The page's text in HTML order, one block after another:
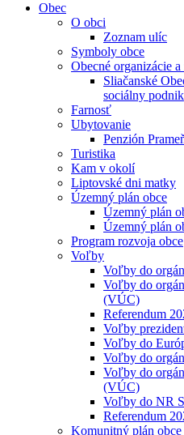
Obec
O obci
Zoznam ulíc
Symboly obce
Obecné organizácie a
Sliačanské
sociálny podnik
Farnosť
Ubytovanie
Penzión
Turistika
Kam v okolí
Liptovské dni matky
Územný plán obce
Územný plán
Územný plán
Program rozvoja obce
Voľby
Voľby do
Voľby do
(VÚC)
Referendum
Voľby
Voľby do
Voľby do
Voľby do
(VÚC)
Voľby do NR
Referendum
Komunitný plán